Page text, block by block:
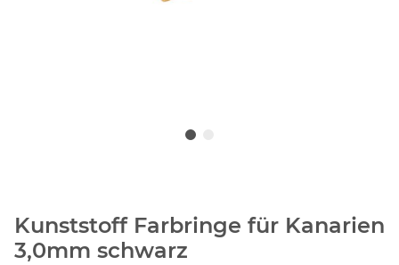
Kunststoff Farbringe für Kanarien
3,0mm schwarz